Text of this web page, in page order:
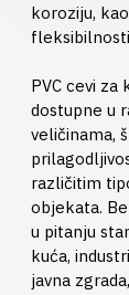
koroziju,
PVC cevi za
dostupne u
veličinama,
različitim
objekata.
u pitanju
kuća,
javna